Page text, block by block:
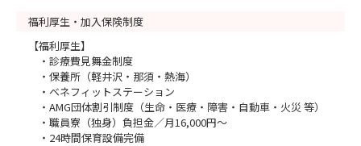
福利厚生・加入保険制度
【福利厚生】
・診療費見舞金制度
・保養所（軽井沢・那須・熱海）
・ベネフィットステーション
・AMG団体割引制度（生命・医療・障害・自動車・火災 等）
・職員寮（独身）負担金／月16,000円～
・24時間保育設備完備